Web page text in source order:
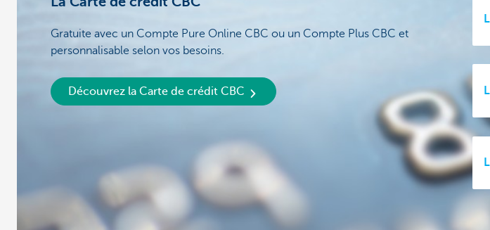
Gratuite avec un Compte Pure Online CBC ou un Compte Plus CBC et
personnalisable selon vos besoins.
Découvrez la Carte de crédit CBC